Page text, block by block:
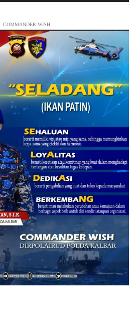
COMMANDER WISH